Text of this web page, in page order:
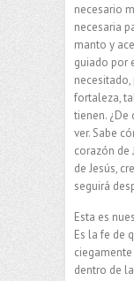
necesario
necesaria
manto y
guiado por
fortaleza,
tienen. ¿De
ver. Sabe
corazón de
de Jesús,
seguirá
Esta es
Es la fe de
dentro de